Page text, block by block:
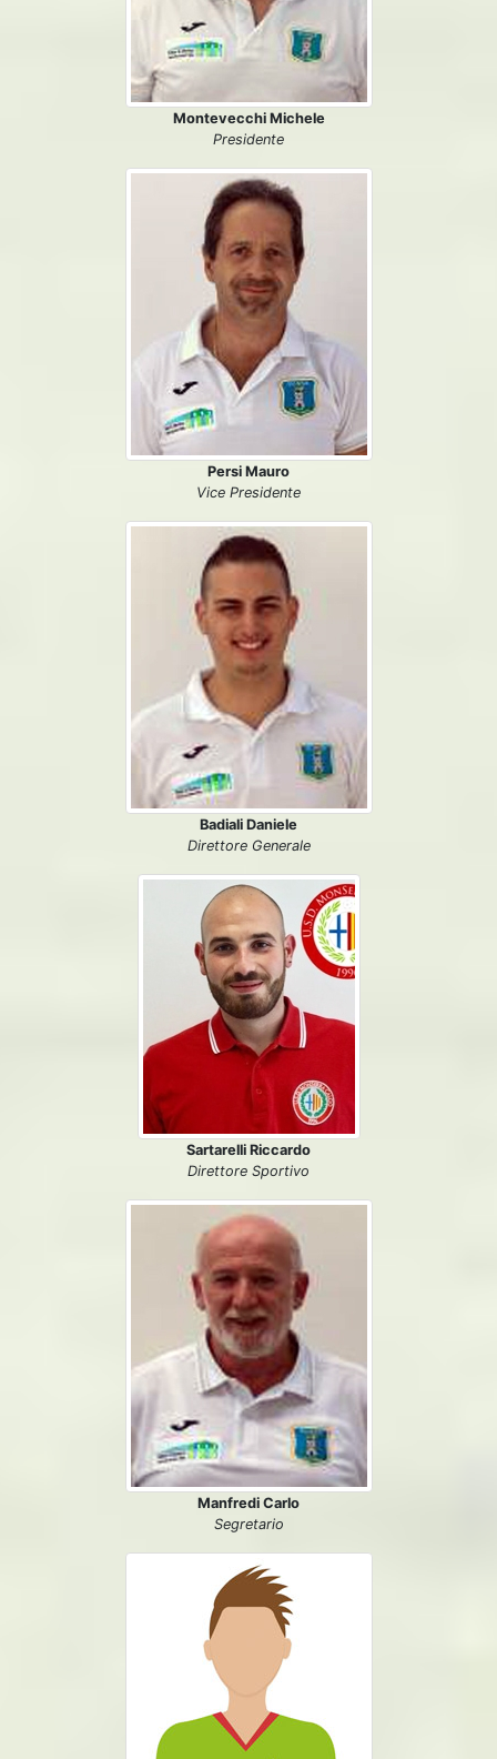
Montevecchi Michele
Presidente
Persi Mauro
Vice Presidente
Badiali Daniele
Direttore Generale
Sartarelli Riccardo
Direttore Sportivo
Manfredi Carlo
Segretario